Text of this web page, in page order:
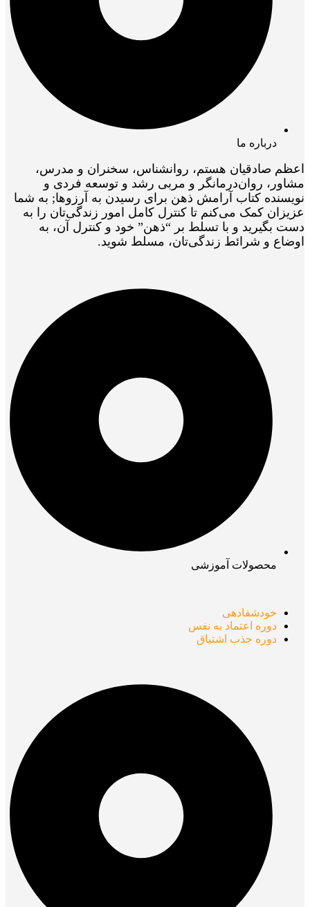
درباره ما
اعظم صادقیان هستم، روانشناس، سخنران و مدرس،
مشاور، روان‌درمانگر و مربی رشد و توسعه فردی و
نویسنده کتاب آرامش ذهن برای رسیدن به آرزوها; به شما
عزیزان کمک می‌کنم تا کنترل کامل امور زندگی‌تان را به
دست بگیرید و با تسلط بر “ذهن” خود و کنترل آن، به
اوضاع و شرائط زندگی‌تان، مسلط شوید.
محصولات آموزشی
خودشفادهی
دوره اعتماد به نفس
دوره جذب اشتیاق